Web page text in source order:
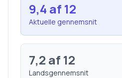
9,4 af 12
Aktuelle gennemsnit
7,2 af 12
Landsgennemsnit